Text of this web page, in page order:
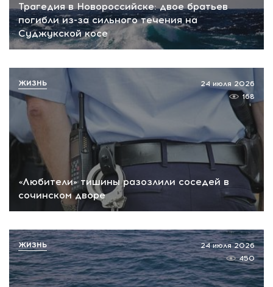
Трагедия в Новороссийске: двое братьев
погибли из-за сильного течения на
Суджукской косе
«Любители» тишины разозлили соседей в
сочинском дворе
24 июля 2026
168
ЖИЗНЬ
24 июля 2026
450
ЖИЗНЬ